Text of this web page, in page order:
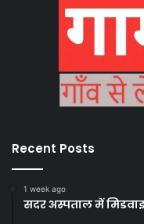
Recent Posts
1 week ago
सदर अस्पताल में